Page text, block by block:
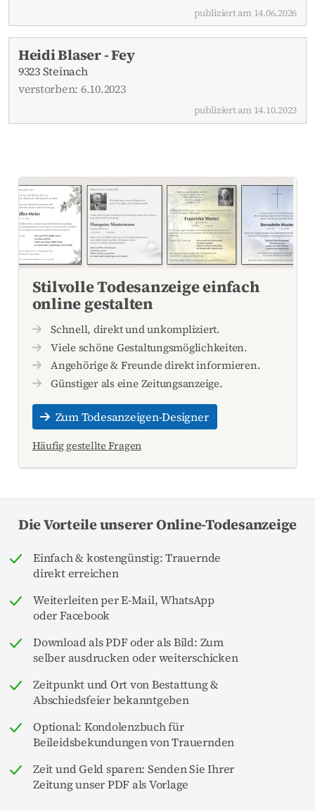
publiziert am 14.06.2026
Heidi Blaser - Fey
9323 Steinach
verstorben: 6.10.2023
publiziert am 14.10.2023
Stilvolle Todesanzeige einfach
online gestalten
Schnell, direkt und unkompliziert.
Viele schöne Gestaltungsmöglichkeiten.
Angehörige & Freunde direkt informieren.
Günstiger als eine Zeitungsanzeige.
Zum Todesanzeigen-Designer
Häufig gestellte Fragen
Die Vorteile unserer Online-Todesanzeige
Einfach & kostengünstig: Trauernde
direkt erreichen
Weiterleiten per E-Mail, WhatsApp
oder Facebook
Download als PDF oder als Bild: Zum
selber ausdrucken oder weiterschicken
Zeitpunkt und Ort von Bestattung &
Abschiedsfeier bekanntgeben
Optional: Kondolenzbuch für
Beileidsbekundungen von Trauernden
Zeit und Geld sparen: Senden Sie Ihrer
Zeitung unser PDF als Vorlage